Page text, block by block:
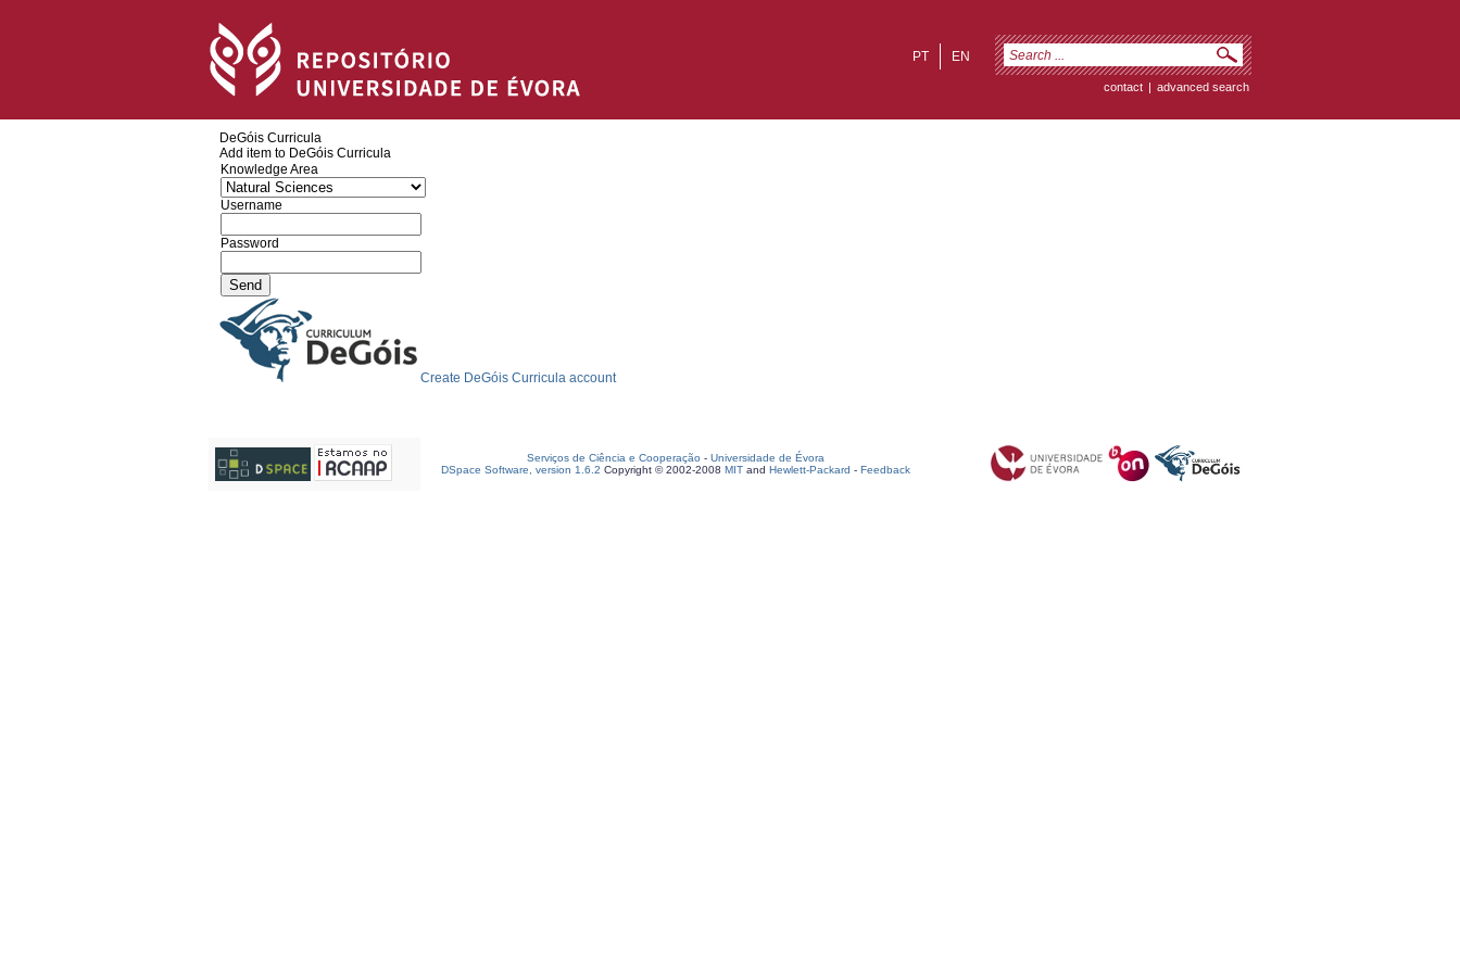
EN
PT
contact | advanced search
DeGóis Curricula
Add item to DeGóis Curricula
Knowledge Area
Username
Password
Create DeGóis Curricula account
Serviços de Ciência e Cooperação - Universidade de Évora
DSpace Software, version 1.6.2 Copyright © 2002-2008 MIT and Hewlett-Packard - Feedback